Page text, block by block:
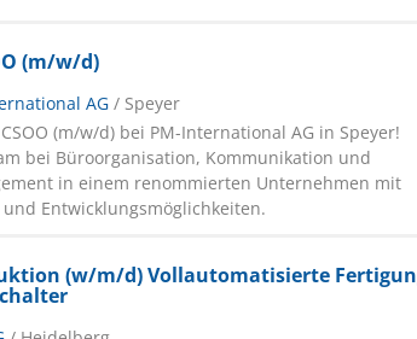
(m/w/d)
AG / Speyer
(m/w/d) bei PM-International AG in Speyer!
bei Büroorganisation, Kommunikation und
in einem renommierten Unternehmen mit
Entwicklungsmöglichkeiten.
(w/m/d) Vollautomatisierte